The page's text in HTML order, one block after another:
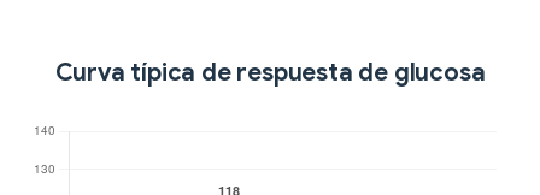
Curva típica de respuesta de glucosa